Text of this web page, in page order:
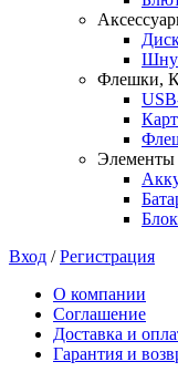
Флешки,
Элементы
Вход /Регистрация
О компании
Соглашение
Доставка и
Гарантия и